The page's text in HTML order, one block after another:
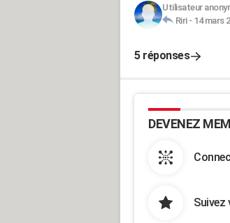
Utilisateur
Riri- 14 mars
5 réponses
DEVENEZ
Suivez